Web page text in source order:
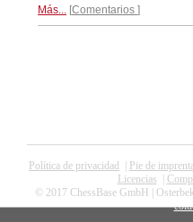
Más... Comentarios
Política de privacidad Pie de
Licencias
© 2017 ChessBase GmbH |